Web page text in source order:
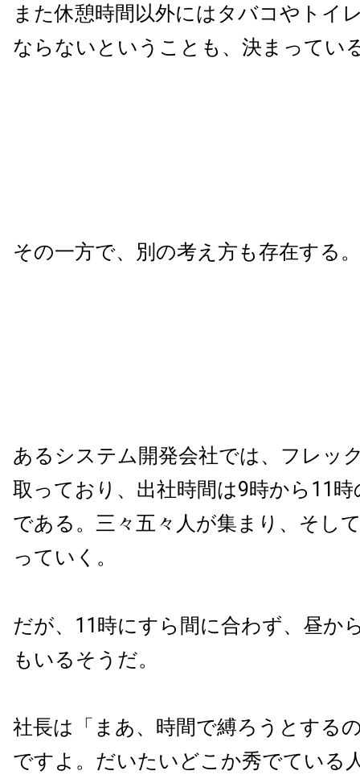
また休憩時間以外にはタバコやトイ
ならないということも、決まってい
その一方で、別の考え方も存在する。
あるシステム開発会社では、フレッ
取っており、出社時間は9時から11
である。三々五々人が集まり、そし
っていく。
だが、11時にすら間に合わず、昼か
もいるそうだ。
社長は「まあ、時間で縛ろうとする
ですよ。だいたいどこか秀でている